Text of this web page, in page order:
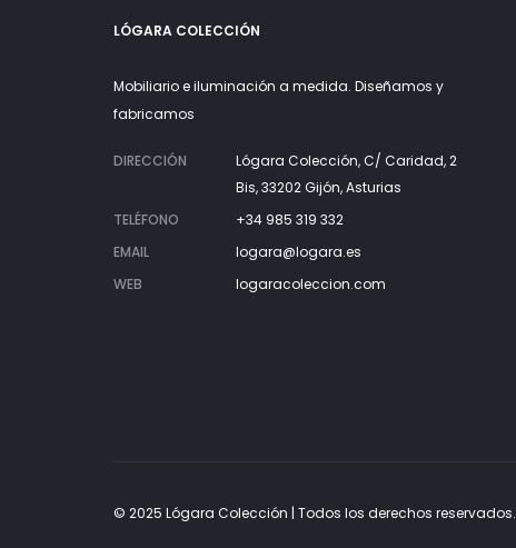
LÓGARA COLECCIÓN
Mobiliario e iluminación a medida. Diseñamos y
fabricamos
DIRECCIÓN
Lógara Colección, C/ Caridad, 2
Bis, 33202 Gijón, Asturias
TELÉFONO
+34 985 319 332
EMAIL
logara@logara.es
WEB
logaracoleccion.com
© 2025 Lógara Colección | Todos los derechos reservados.